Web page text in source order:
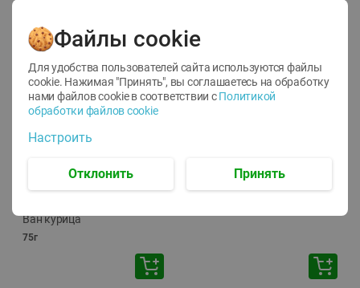
12
1.05 руб./
руб./шт
Корм влаж. для кош. с
Ван курица
75г
ТОФУ Vegetus ТВЕРДЫЙ
Файлы cookie
Для удобства пользователей сайта используются файлы
cookie. Нажимая "Принять", вы соглашаетесь на обработку
нами файлов cookie в соответствии с Политикой
обработки файлов cookie
Настроить
Отклонить Принять